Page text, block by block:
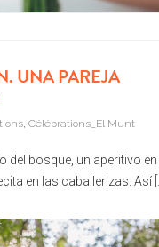
UNA PAREJA
, Célébrations_El Munt
del bosque, un aperitivo en
en las caballerizas. Así